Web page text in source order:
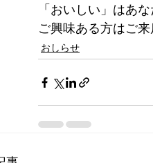
「おいしい」はあ
ご興味ある方はご来
おしらせ